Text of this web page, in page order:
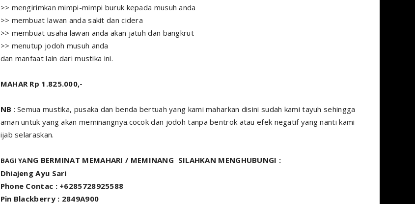
>> mengirimkan mimpi-mimpi buruk kepada musuh anda
>> membuat lawan anda sakit dan cidera
>> membuat usaha lawan anda akan jatuh dan bangkrut
>> menutup jodoh musuh anda
dan manfaat lain dari mustika ini.
MAHAR Rp 1.825.000,-
NB : Semua mustika, pusaka dan benda bertuah yang kami maharkan disini sudah kami tayuh sehingga
aman untuk yang akan meminangnya.cocok dan jodoh tanpa bentrok atau efek negatif yang nanti kami
ijab selaraskan.
BAGI YANG BERMINAT MEMAHARI / MEMINANG SILAHKAN MENGHUBUNGI :
Dhiajeng Ayu Sari
Phone Contac : +6285728925588
Pin Blackberry : 2849A900